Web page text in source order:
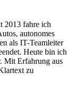
2013 fahre ich
autonomes
als IT-Teamleiter
Heute bin ich
Mit Erfahrung aus
zu